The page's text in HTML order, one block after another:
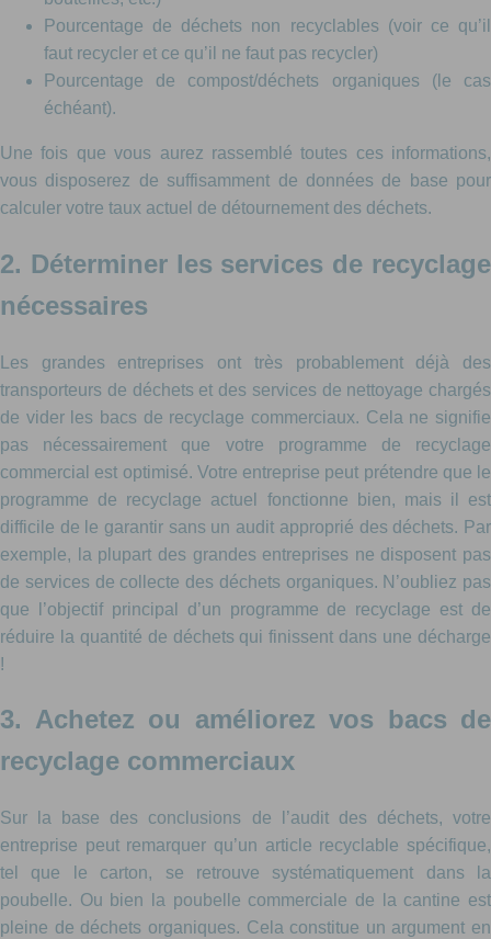
Pourcentage de déchets non recyclables (voir ce qu’il
faut recycler et ce qu’il ne faut pas recycler)
Pourcentage de compost/déchets organiques (le cas
échéant).
Une fois que vous aurez rassemblé toutes ces informations,
vous disposerez de suffisamment de données de base pour
calculer votre taux actuel de détournement des déchets.
2. Déterminer les services de recyclage
nécessaires
Les grandes entreprises ont très probablement déjà des
transporteurs de déchets et des services de nettoyage chargés
de vider les bacs de recyclage commerciaux. Cela ne signifie
pas nécessairement que votre programme de recyclage
commercial est optimisé. Votre entreprise peut prétendre que le
programme de recyclage actuel fonctionne bien, mais il est
difficile de le garantir sans un audit approprié des déchets. Par
exemple, la plupart des grandes entreprises ne disposent pas
de services de collecte des déchets organiques. N’oubliez pas
que l’objectif principal d’un programme de recyclage est de
réduire la quantité de déchets qui finissent dans une décharge
!
3. Achetez ou améliorez vos bacs de
recyclage commerciaux
Sur la base des conclusions de l’audit des déchets, votre
entreprise peut remarquer qu’un article recyclable spécifique,
tel que le carton, se retrouve systématiquement dans la
poubelle. Ou bien la poubelle commerciale de la cantine est
pleine de déchets organiques. Cela constitue un argument en